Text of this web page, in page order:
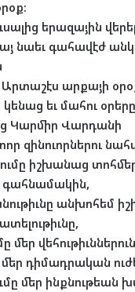
երազային
նաեւ գահավէժ
արքայի
կենաց եւ մահու օրերը
Կարմիր Վարդանի
զինուորներու
իշխանաց
գահնամակին,
անխոհեմ
մեր
դիմադրական
մեր ինքնութեան